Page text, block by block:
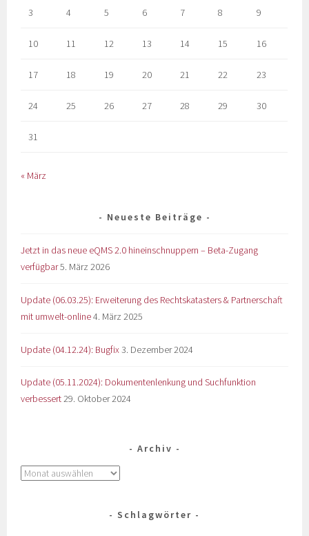
3 4 5 6 7 8 9
10 11 12 13 14 15 16
17 18 19 20 21 22 23
24 25 26 27 28 29 30
31
« März
Neueste Beiträge
Jetzt in das neue eQMS 2.0 hineinschnuppern – Beta-Zugang
verfügbar5. März 2026
Update (06.03.25): Erweiterung des Rechtskatasters & Partnerschaft
mit umwelt-online4. März 2025
Update (04.12.24): Bugfix 3. Dezember 2024
Update (05.11.2024): Dokumentenlenkung und Suchfunktion
verbessert29. Oktober 2024
Archiv
Schlagwörter